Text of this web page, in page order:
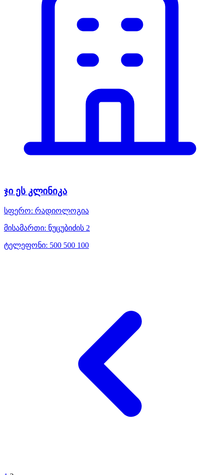
ჯი ეს კლინიკა
სფერო: რადიოლოგია
მისამართი: ნუცუბიძის 2
ტელეფონი: 500 500 100